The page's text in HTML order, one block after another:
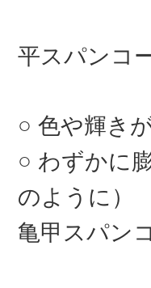
平スパンコ
色や輝き
わずかに
のように）
亀甲スパン